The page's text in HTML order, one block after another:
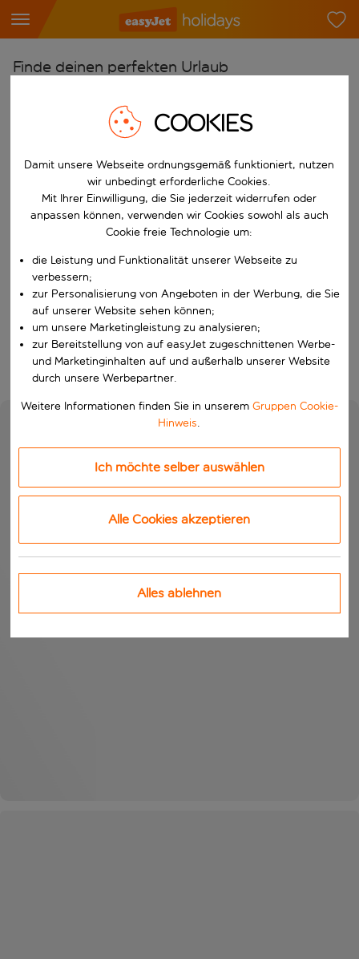
Finde deinen perfekten Urlaub
Flughafen wählen
Beginne mit der Eingabe für die automatische
Reiseziel wählen
Nach
Wähle ein Ab- und Rückflugdatum aus.
Reisezeitraum wählen
Wann
Wer
Suchen
COOKIES
Damit unsere Webseite ordnungsgemäß funktioniert, nutzen
wir unbedingt erforderliche Cookies.
Mit Ihrer Einwilligung, die Sie jederzeit widerrufen oder
anpassen können, verwenden wir Cookies sowohl als auch
Cookie freie Technologie um:
die Leistung und Funktionalität unserer Webseite zu
verbessern;
zur Personalisierung von Angeboten in der Werbung, die Sie
auf unserer Website sehen können;
um unsere Marketingleistung zu analysieren;
zur Bereitstellung von auf easyJet zugeschnittenen Werbe-
und Marketinginhalten auf und außerhalb unserer Website
durch unsere Werbepartner.
Weitere Informationen finden Sie in unserem Gruppen Cookie-
Hinweis.
Ich möchte selber auswählen
Alle Cookies akzeptieren
Alles ablehnen